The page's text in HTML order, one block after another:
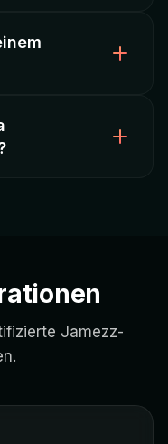
in
perfekt mit
Jamezz-